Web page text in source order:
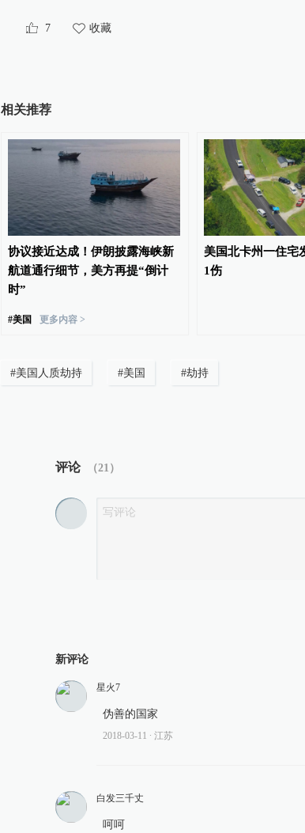
7 收藏
相关推荐
协议接近达成！伊朗披露海峡新
航道通行细节，美方再提“倒计
时”
#美国 更多内容 >
美国北卡州一住宅
1伤
#美国人质劫持 #美国 #劫持
评论 （21 ）
新评论
星火7
伪善的国家
2018-03-11 ∙ 江苏
白发三千丈
呵呵